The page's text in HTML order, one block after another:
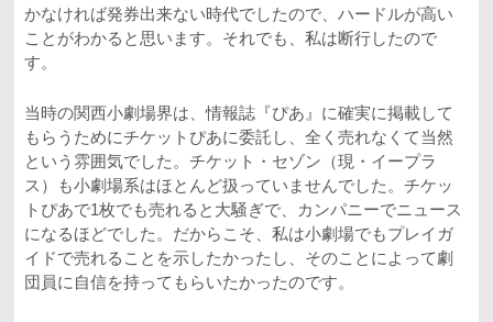
かなければ発券出来ない時代でしたので、ハードルが高い
ことがわかると思います。それでも、私は断行したので
す。
当時の関西小劇場界は、情報誌『ぴあ』に確実に掲載して
もらうためにチケットぴあに委託し、全く売れなくて当然
という雰囲気でした。チケット・セゾン（現・イープラ
ス）も小劇場系はほとんど扱っていませんでした。チケッ
トぴあで1枚でも売れると大騒ぎで、カンパニーでニュース
になるほどでした。だからこそ、私は小劇場でもプレイガ
イドで売れることを示したかったし、そのことによって劇
団員に自信を持ってもらいたかったのです。